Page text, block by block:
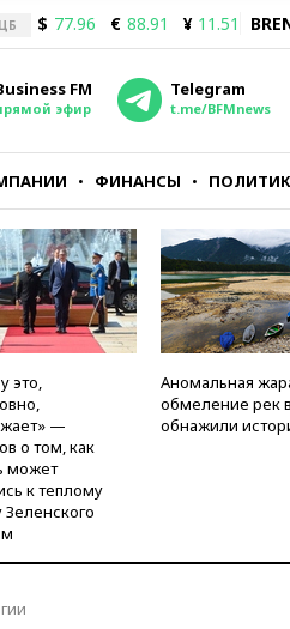
ЦБ $ 77.96 € 88.91 ¥ 11.51
FM
эфир
Telegram
t.me/BFMnews
ФИНАНСЫ
это,
—
о том, как
может
к теплому
Аномальная
обмеление рек
обнажили